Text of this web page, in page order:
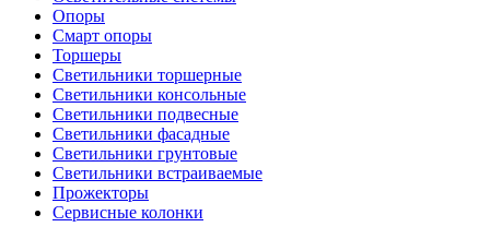
Опоры
Смарт опоры
Торшеры
Светильники торшерные
Светильники консольные
Светильники подвесные
Светильники фасадные
Светильники грунтовые
Светильники встраиваемые
Прожекторы
Сервисные колонки